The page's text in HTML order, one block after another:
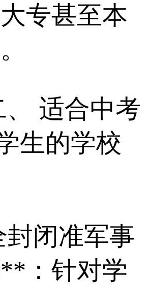
专甚至本
、 适合中考
生的学校
闭准军事
：针对学